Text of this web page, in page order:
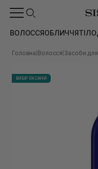
ВОЛОССЯОБЛИЧЧЯТІЛО
Головна Волосся Засоби
ВИБІР ОКСАНИ